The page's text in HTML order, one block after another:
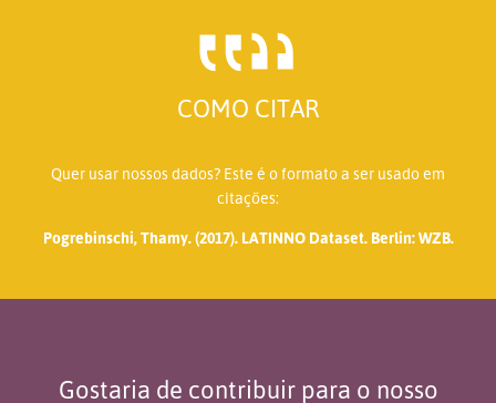
COMO CITAR
Quer usar nossos dados? Este é o formato a ser usado em
citações:
Pogrebinschi, Thamy. (2017). LATINNO Dataset. Berlin: WZB.
Gostaria de contribuir para o nosso